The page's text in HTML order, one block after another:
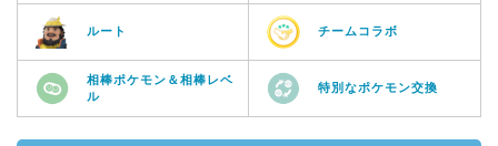
ルート チームコラボ
相棒ポケモン＆相棒レベ
ル
特別なポケモン交換